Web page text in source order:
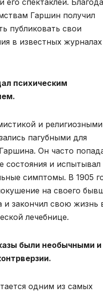
Гаршин получил
публиковать свои
в известных
психическим
и религиозными
пагубными для
Он часто
состояния и испытывал
симптомы. В 1905
на своего
и закончил свою жизнь
лечебнице.
были необычными и
одним из самых